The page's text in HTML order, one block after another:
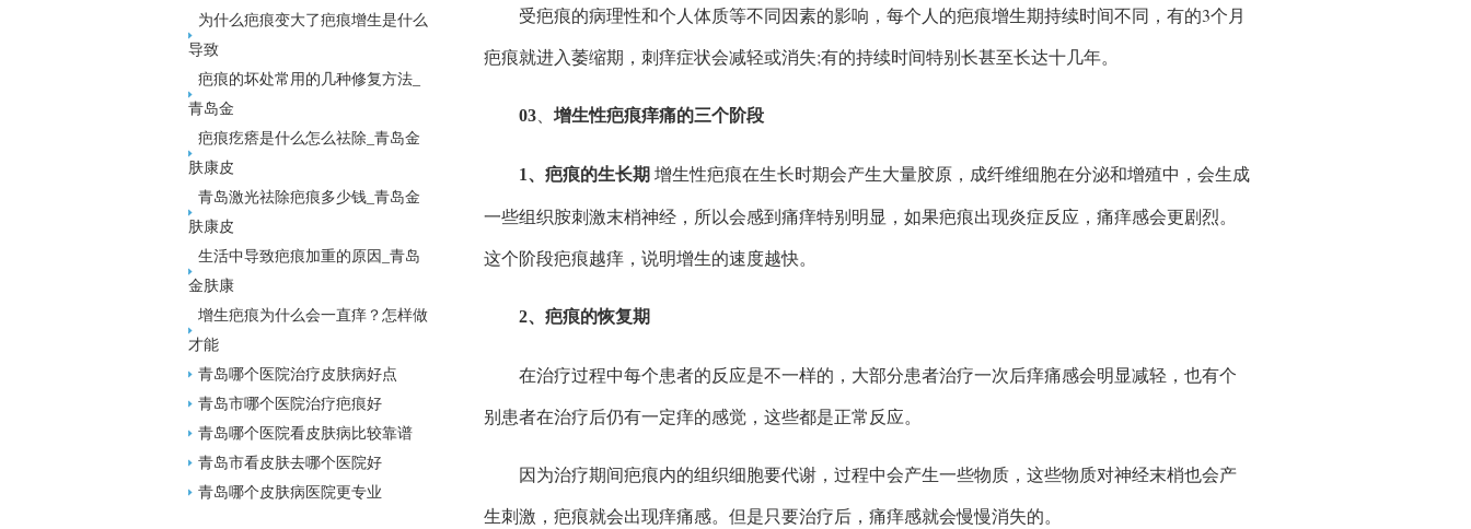
为什么疤痕变大了疤痕增生是什么
导致
疤痕的坏处常用的几种修复方法_
青岛金
疤痕疙瘩是什么怎么祛除_青岛金
肤康皮
青岛激光祛除疤痕多少钱_青岛金
肤康皮
生活中导致疤痕加重的原因_青岛
金肤康
增生疤痕为什么会一直痒？怎样做
才能
青岛哪个医院治疗皮肤病好点
青岛市哪个医院治疗疤痕好
青岛哪个医院看皮肤病比较靠谱
青岛市看皮肤去哪个医院好
青岛哪个皮肤病医院更专业
受疤痕的病理性和个人体质等不同因素的影响，每个人的疤痕增生期持续时间不同，有的3个月
疤痕就进入萎缩期，刺痒症状会减轻或消失;有的持续时间特别长甚至长达十几年。
03 增生性疤痕痒痛的三个阶段
1、疤痕的生长期 增生性疤痕在生长时期会产生大量胶原，成纤维细胞在分泌和增殖中，会生成
一些组织胺刺激末梢神经，所以会感到痛痒特别明显，如果疤痕出现炎症反应，痛痒感会更剧烈。
这个阶段疤痕越痒，说明增生的速度越快。
2、疤痕的恢复期
在治疗过程中每个患者的反应是不一样的，大部分患者治疗一次后痒痛感会明显减轻，也有个
别患者在治疗后仍有一定痒的感觉，这些都是正常反应。
因为治疗期间疤痕内的组织细胞要代谢，过程中会产生一些物质，这些物质对神经末梢也会产
生刺激，疤痕就会出现痒痛感。但是只要治疗后，痛痒感就会慢慢消失的。